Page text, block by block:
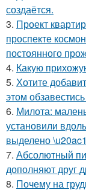
создаётся.
3. Проект
проспекте
постоянного
4. Какую
5. Хотите
этом
6. Милота:
установили
выделено
7. Абсолютный
дополняют друг
8. Почему на